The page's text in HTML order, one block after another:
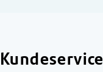
Kundeservice